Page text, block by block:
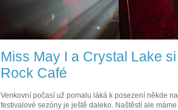
Miss May I a Crystal Lake
Rock Café
Venkovní počasí už pomalu láká k posezení někde
festivalové sezóny je ještě daleko. Naštěstí ale